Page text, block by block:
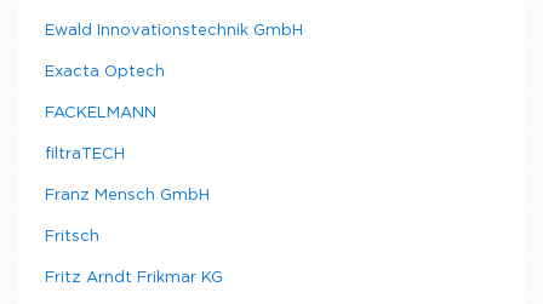
Ewald Innovationstechnik GmbH
Exacta Optech
FACKELMANN
filtraTECH
Franz Mensch GmbH
Fritsch
Fritz Arndt Frikmar KG